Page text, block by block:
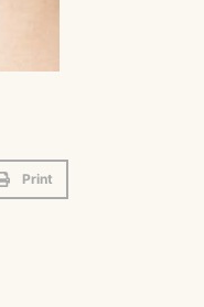
Print